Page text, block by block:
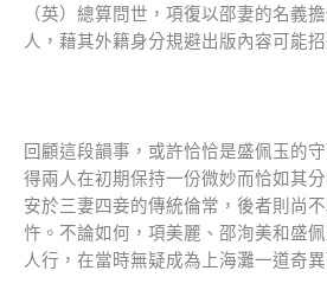
（英）總算問世，項復以邵妻的名義
人，藉其外籍身分規避出版內容可能
回顧這段韻事，或許恰恰是盛佩玉的
得兩人在初期保持一份微妙而恰如其
安於三妻四妾的傳統倫常，後者則尚
忤。不論如何，項美麗、邵洵美和盛
人行，在當時無疑成為上海灘一道奇